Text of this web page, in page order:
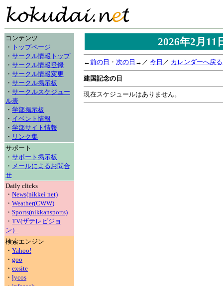
コンテンツ
・ トップページ
・ サークル情報トップ
・ サークル情報登録
・ サークル情報変更
・ サークル掲示板
・ サークルスケジュー
ル表
・ 学部掲示板
・ イベント情報
・ 学部サイト情報
・ リンク集
サポート
・ サポート掲示板
・ メールによるお問合
せ
Daily clicks
・ News(nikkei net)
・ Weather(CWW)
・ Sports(nikkansports)
・ TV(ザテレビジョ
ン）
検索エンジン
・ Yahoo!
・ goo
・ exsite
・ lycos
2026年2月
←前の日 ・ 次の日 →／ 今日 ／ カレンダーへ戻る
建国記念の日
現在スケジュールはありません。